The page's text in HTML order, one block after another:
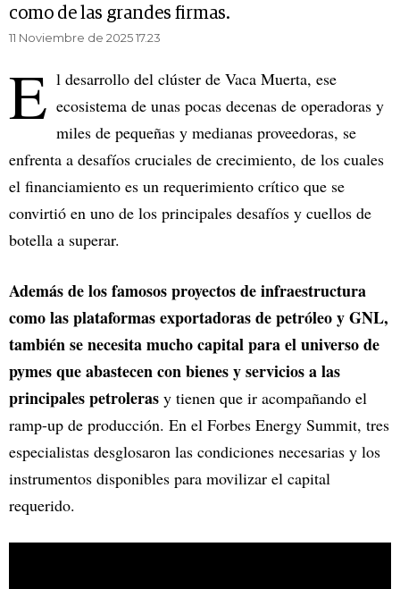
como de las grandes firmas.
11 Noviembre de 2025 17.23
E l desarrollo del clúster de Vaca Muerta, ese
ecosistema de unas pocas decenas de operadoras y
miles de pequeñas y medianas proveedoras, se
enfrenta a desafíos cruciales de crecimiento, de los cuales
el financiamiento es un requerimiento crítico que se
convirtió en uno de los principales desafíos y cuellos de
botella a superar.
Además de los famosos proyectos de infraestructura
como las plataformas exportadoras de petróleo y GNL,
también se necesita mucho capital para el universo de
pymes que abastecen con bienes y servicios a las
principales petroleras y tienen que ir acompañando el
ramp-up de producción. En el Forbes Energy Summit, tres
especialistas desglosaron las condiciones necesarias y los
instrumentos disponibles para movilizar el capital
requerido.